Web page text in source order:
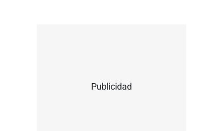
Publicidad